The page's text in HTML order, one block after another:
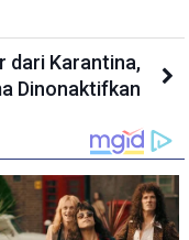
dari Karantina,
Dinonaktifkan